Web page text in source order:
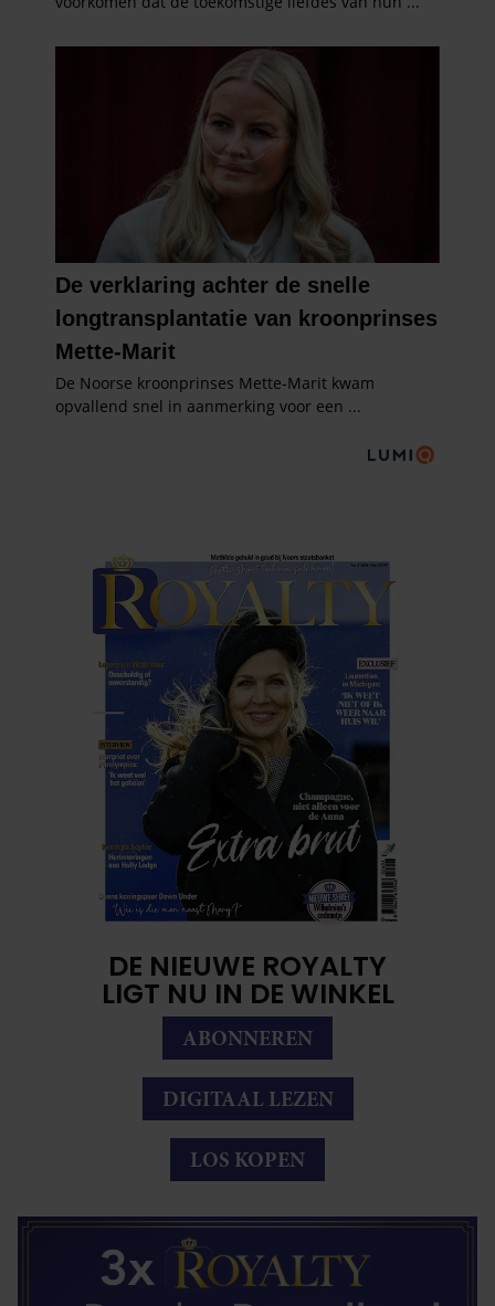
DE NIEUWE ROYALTY
LIGT NU IN DE WINKEL
ABONNEREN
DIGITAAL LEZEN
LOS KOPEN